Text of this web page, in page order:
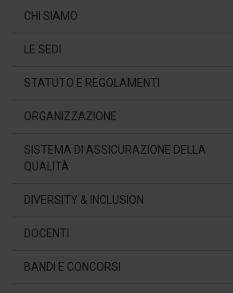
CHI SIAMO
LE SEDI
STATUTO E REGOLAMENTI
ORGANIZZAZIONE
SISTEMA DI ASSICURAZIONE DELLA
QUALITÀ
DIVERSITY & INCLUSION
DOCENTI
BANDI E CONCORSI